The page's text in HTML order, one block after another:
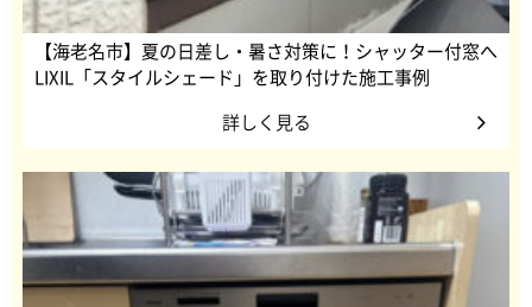
【海老名市】夏の日差し・暑さ対策に！シャッター付窓へ
LIXIL「スタイルシェード」を取り付けた施工事例
詳しく見る